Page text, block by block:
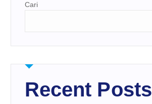
Cari
Recent Posts